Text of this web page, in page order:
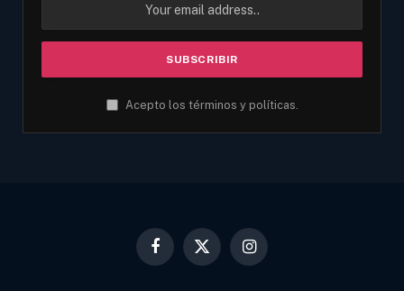
Acepto los términos y políticas.
Facebook
X
Instagram